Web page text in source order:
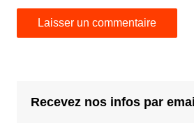
Recevez nos infos par